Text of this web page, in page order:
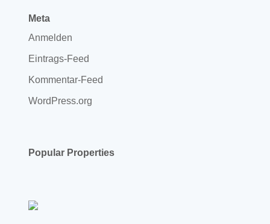
Meta
Anmelden
Eintrags-Feed
Kommentar-Feed
WordPress.org
Popular Properties